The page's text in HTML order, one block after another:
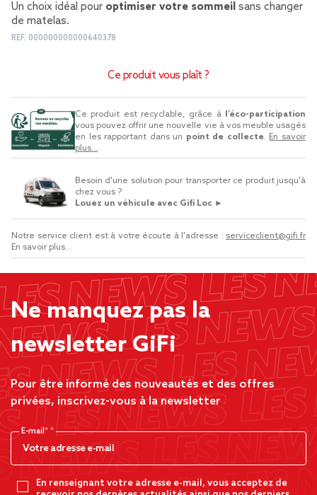
Un choix idéal pour optimiser votre sommeil sans changer
de matelas.
REF. 000000000000640378
Ce produit vous plaît ?
Ce produit est recyclable, grâce à
l’éco-participation
vous pouvez offrir une nouvelle vie à vos meuble usagés
en les rapportant dans un point de collecte. En savoir
plus....
Besoin d'une solution pour transporter ce produit jusqu'à
chez vous ?
Louez un véhicule avec Gifi Loc ►
Notre service client est à votre écoute à l'adresse : serviceclient@gifi.fr
En savoir plus...
Ne manquez pas la
newsletter GiFi
Pour être informé des nouveautés et des offres
privées, inscrivez-vous à la newsletter
E-mail*
En renseignant votre adresse e-mail, vous acceptez de